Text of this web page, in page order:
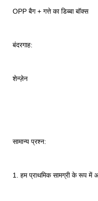
OPP बैग + गत्ते का डिब्बा बॉक्स
बंदरगाह:
शेन्ज़ेन
सामान्य प्रश्न:
1. हम प्राथमिक सामग्री के रूप में